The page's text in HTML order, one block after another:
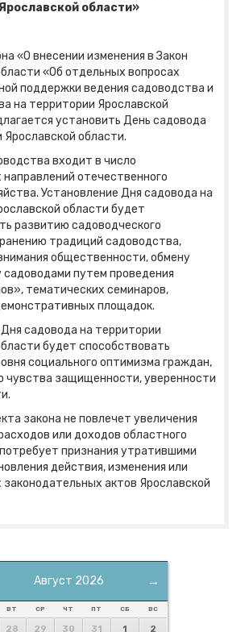
области»
«О внесении изменения в Закон
«Об отдельных вопросах
поддержки ведения садоводства и
на территории Ярославской
установить День садовода
Ярославской области.
входит в число
отечественного
Установление Дня садовода на
области будет
развитию садоводческого
традиций садоводства,
общественности, обмену
путем проведения
тематических семинаров,
площадок.
садовода на территории
будет способствовать
социального оптимизма граждан,
чувства защищенности, уверенности
закона не повлечет увеличения
или доходов областного
признания утратившими
действия, изменения или
законодательных актов Ярославской
→
Август 2026
ВТ СР ЧТ ПТ СБ ВС
28 29 30 31 1 2